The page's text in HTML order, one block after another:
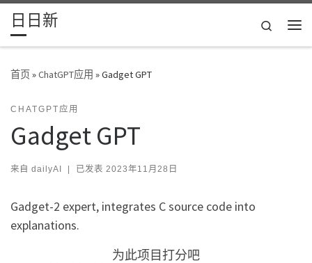
Skip to content
日日新
Search
首页»ChatGPT应用 »Gadget GPT
CHATGPT应用
Gadget GPT
来自 dailyAI | 已发表 2023年11月28日
Gadget-2 expert, integrates C source code into
explanations.
为此项目打分吧